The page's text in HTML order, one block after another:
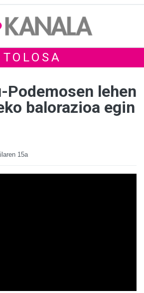
TOLOSA
Podemosen lehen
balorazioa egin
15a